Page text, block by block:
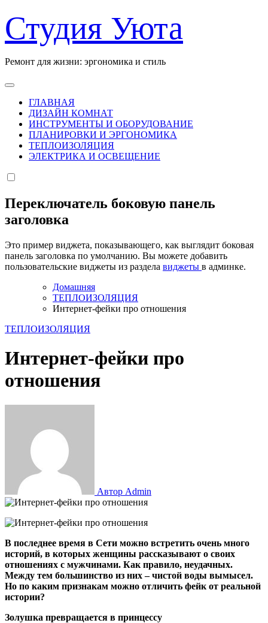
к
содержанию
Студия Уюта
Ремонт для жизни: эргономика и стиль
ГЛАВНАЯ
ДИЗАЙН КОМНАТ
ИНСТРУМЕНТЫ И ОБОРУДОВАНИЕ
ПЛАНИРОВКИ И ЭРГОНОМИКА
ТЕПЛОИЗОЛЯЦИЯ
ЭЛЕКТРИКА И ОСВЕЩЕНИЕ
Переключатель боковую панель
заголовка
Это пример виджета, показывающего, как выглядит боковая
панель заголовка по умолчанию. Вы можете добавить
пользовательские виджеты из раздела виджеты в админке.
Домашняя
ТЕПЛОИЗОЛЯЦИЯ
Интернет-фейки про отношения
ТЕПЛОИЗОЛЯЦИЯ
Интернет-фейки про
отношения
Автор Admin
В последнее время в Сети можно встретить очень много
историй, в которых женщины рассказывают о своих
отношениях с мужчинами. Как правило, неудачных.
Между тем большинство из них – чистой воды вымысел.
Но по каким признакам можно отличить фейк от реальной
истории?
Золушка превращается в принцессу